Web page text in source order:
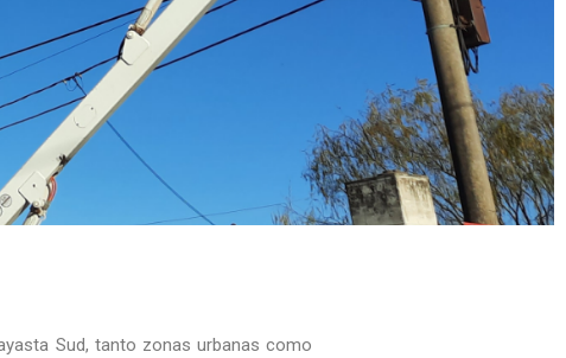
Sud, tanto zonas urbanas como